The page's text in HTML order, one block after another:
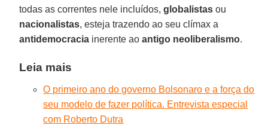
todas as correntes nele incluídos,globalistas ou
nacionalistas, esteja trazendo ao seu clímax a
antidemocracia inerente aoantigo neoliberalismo.
Leia mais
O primeiro ano do governo Bolsonaro e a força do
seu modelo de fazer política. Entrevista especial
com Roberto Dutra